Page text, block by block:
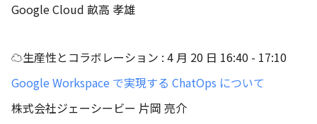
Google Cloud 畝高 孝雄
☁生産性とコラボレーション : 4 月 20 日 16:40 - 17:10
Google Workspace で実現する ChatOps について
株式会社ジェーシービー 片岡 亮介